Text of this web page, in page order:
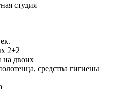
студия
2+2
на двоих
средства гигиены